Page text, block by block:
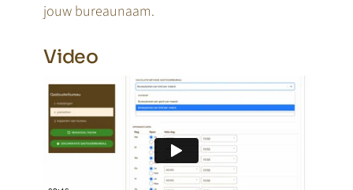
jouw bureaunaam.
Video